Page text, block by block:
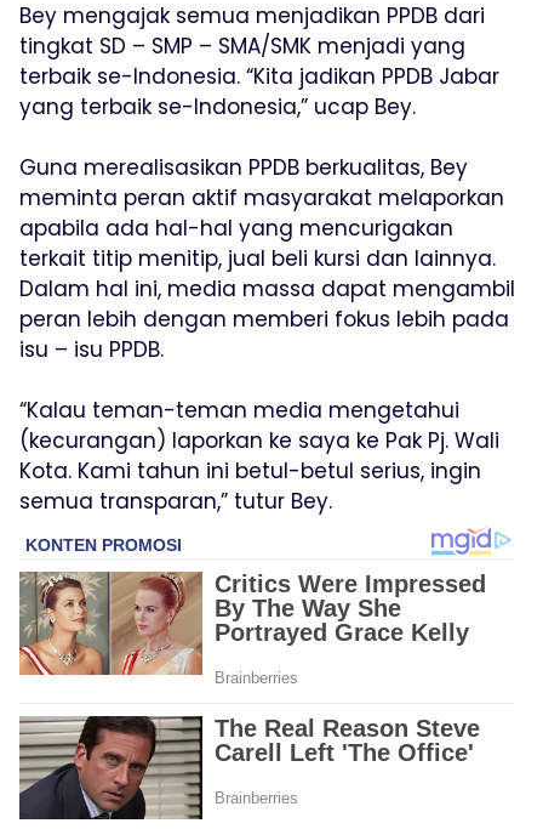
Bey mengajak semua menjadikan PPDB dari
tingkat SD – SMP – SMA/SMK menjadi yang
terbaik se-Indonesia. “Kita jadikan PPDB Jabar
yang terbaik se-Indonesia,” ucap Bey.
Guna merealisasikan PPDB berkualitas, Bey
meminta peran aktif masyarakat melaporkan
apabila ada hal-hal yang mencurigakan
terkait titip menitip, jual beli kursi dan lainnya.
Dalam hal ini, media massa dapat mengambil
peran lebih dengan memberi fokus lebih pada
isu – isu PPDB.
“Kalau teman-teman media mengetahui
(kecurangan) laporkan ke saya ke Pak Pj. Wali
Kota. Kami tahun ini betul-betul serius, ingin
semua transparan,” tutur Bey.